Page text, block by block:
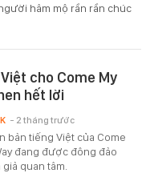
hâm mộ rần rần chúc
cho Come My
hết lời
bản tiếng Việt của Come
đang được đông đảo
giả quan tâm.
- 2 tháng trước